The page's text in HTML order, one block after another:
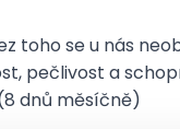
bez toho se u nás
pečlivost a
dnů měsíčně)